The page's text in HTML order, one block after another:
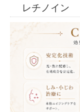
レチノイン